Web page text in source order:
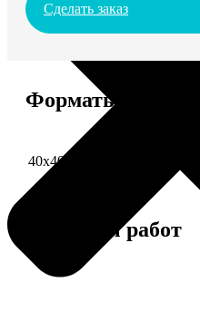
Сделать заказ
Форматы и цены
40х40 односторонняя печать
Примеры работ